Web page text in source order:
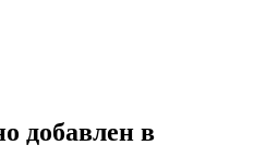
добавлен в